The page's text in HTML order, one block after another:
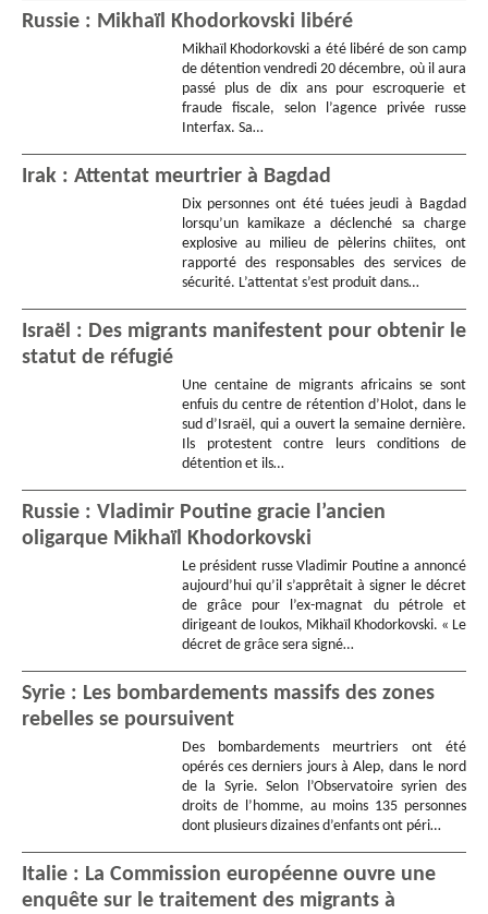
Russie : Mikhaïl Khodorkovski libéré
Mikhaïl Khodorkovski a été libéré de son camp
de détention vendredi 20 décembre, où il aura
passé plus de dix ans pour escroquerie et
fraude fiscale, selon l’agence privée russe
Interfax. Sa…
Irak : Attentat meurtrier à Bagdad
Dix personnes ont été tuées jeudi à Bagdad
lorsqu’un kamikaze a déclenché sa charge
explosive au milieu de pèlerins chiites, ont
rapporté des responsables des services de
sécurité. L’attentat s’est produit dans…
Israël : Des migrants manifestent pour obtenir le
statut de réfugié
Une centaine de migrants africains se sont
enfuis du centre de rétention d’Holot, dans le
sud d’Israël, qui a ouvert la semaine dernière.
Ils protestent contre leurs conditions de
détention et ils…
Russie : Vladimir Poutine gracie l’ancien
oligarque Mikhaïl Khodorkovski
Le président russe Vladimir Poutine a annoncé
aujourd’hui qu’il s’apprêtait à signer le décret
de grâce pour l’ex-magnat du pétrole et
dirigeant de Ioukos, Mikhaïl Khodorkovski. « Le
décret de grâce sera signé…
Syrie : Les bombardements massifs des zones
rebelles se poursuivent
Des bombardements meurtriers ont été
opérés ces derniers jours à Alep, dans le nord
de la Syrie. Selon l’Observatoire syrien des
droits de l’homme, au moins 135 personnes
dont plusieurs dizaines d’enfants ont péri…
Italie : La Commission européenne ouvre une
enquête sur le traitement des migrants à